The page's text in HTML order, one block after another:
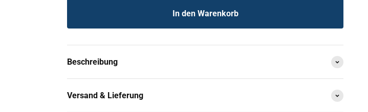
In den Warenkorb
Beschreibung
Versand & Lieferung